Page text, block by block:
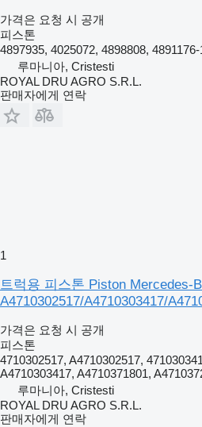
가격은 요청 시 공개
피스톤
4897935, 4025072, 4898808, 4891176-
루마니아, Cristesti
ROYAL DRU AGRO S.R.L.
판매자에게 연락
1
트럭용 피스톤 Piston Mercedes-
A4710302517/A4710303417/
가격은 요청 시 공개
피스톤
4710302517, A4710302517,
A4710303417, A4710371801,
루마니아, Cristesti
ROYAL DRU AGRO S.R.L.
판매자에게 연락